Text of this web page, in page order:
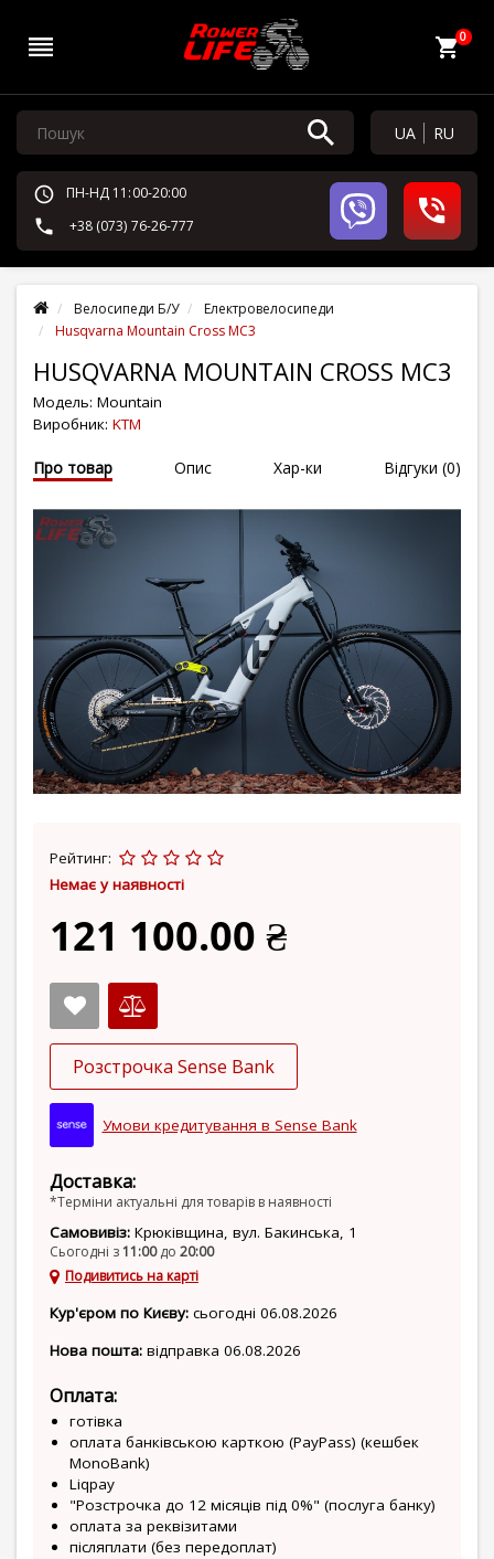
0
UA RU
ПН-НД 11:00-20:00
+38 (073) 76-26-777
Велосипеди Б/У
Електровелосипеди
Husqvarna Mountain Cross MC3
HUSQVARNA MOUNTAIN CROSS MC3
Модель: Mountain
Виробник: KTM
Про товар Опис Хар-ки Відгуки (0)
Немає у наявності
Рейтинг:
121 100.00 ₴
Розстрочка Sense Bank
Умови кредитування в Sense Bank
Доставка:
*Терміни актуальні для товарів в наявності
Самовивіз: Крюківщина, вул. Бакинська, 1
Сьогодні з11:00до 20:00
Подивитись на карті
Кур'єром по Києву: сьогодні 06.08.2026
Нова пошта: відправка 06.08.2026
Оплата:
готівка
оплата банківською карткою (PayPass) (кешбек
MonoBank)
Liqpay
"Розстрочка до 12 місяців під 0%" (послуга банку)
оплата за реквізитами
післяплати (без передоплат)